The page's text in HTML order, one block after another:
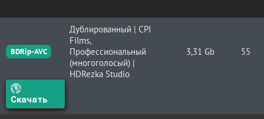
BDRip-AVC
Дублированный | CPI
Films,
Профессиональный
(многоголосый) |
HDRezka Studio
3,31 Gb 55
Скачать